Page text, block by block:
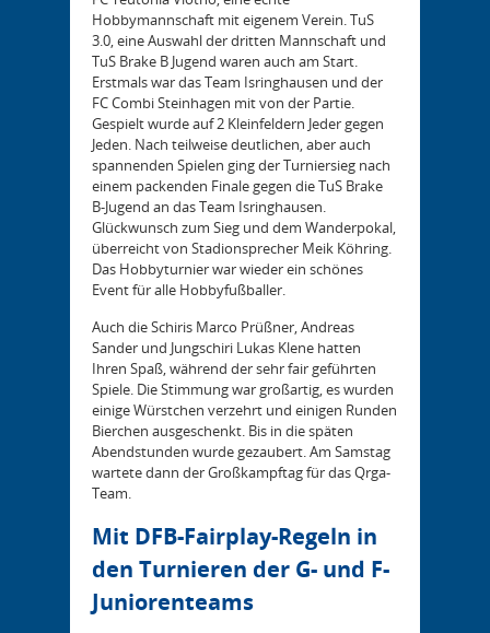
Hobbymannschaft mit eigenem Verein. TuS
3.0, eine Auswahl der dritten Mannschaft und
TuS Brake B Jugend waren auch am Start.
Erstmals war das Team Isringhausen und der
FC Combi Steinhagen mit von der Partie.
Gespielt wurde auf 2 Kleinfeldern Jeder gegen
Jeden. Nach teilweise deutlichen, aber auch
spannenden Spielen ging der Turniersieg nach
einem packenden Finale gegen die TuS Brake
B-Jugend an das Team Isringhausen.
Glückwunsch zum Sieg und dem Wanderpokal,
überreicht von Stadionsprecher Meik Köhring.
Das Hobbyturnier war wieder ein schönes
Event für alle Hobbyfußballer.
Auch die Schiris Marco Prüßner, Andreas
Sander und Jungschiri Lukas Klene hatten
Ihren Spaß, während der sehr fair geführten
Spiele. Die Stimmung war großartig, es wurden
einige Würstchen verzehrt und einigen Runden
Bierchen ausgeschenkt. Bis in die späten
Abendstunden wurde gezaubert. Am Samstag
wartete dann der Großkampftag für das Qrga-
Team.
Mit DFB-Fairplay-Regeln in
den Turnieren der G- und F-
Juniorenteams